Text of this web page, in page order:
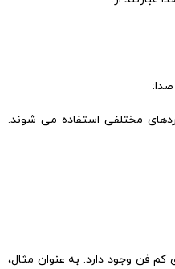
مختلفی استفاده می شوند.
کم فن وجود دارد. به عنوان مثال،